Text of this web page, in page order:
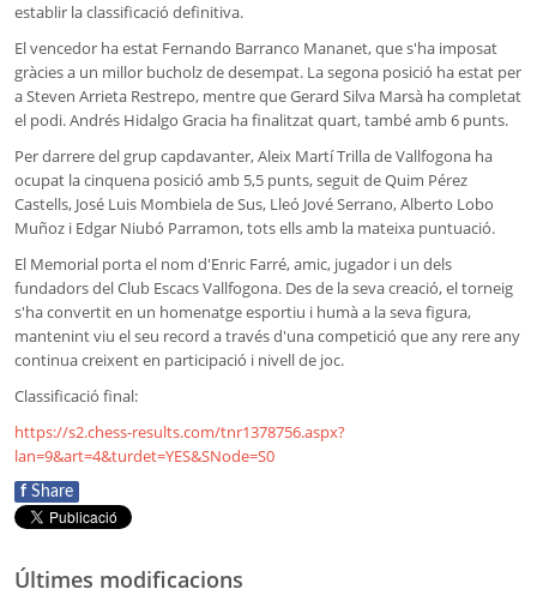
establir la classificació definitiva.
El vencedor ha estat Fernando Barranco Mananet, que s'ha imposat
gràcies a un millor bucholz de desempat. La segona posició ha estat per
a Steven Arrieta Restrepo, mentre que Gerard Silva Marsà ha completat
el podi. Andrés Hidalgo Gracia ha finalitzat quart, també amb 6 punts.
Per darrere del grup capdavanter, Aleix Martí Trilla de Vallfogona ha
ocupat la cinquena posició amb 5,5 punts, seguit de Quim Pérez
Castells, José Luis Mombiela de Sus, Lleó Jové Serrano, Alberto Lobo
Muñoz i Edgar Niubó Parramon, tots ells amb la mateixa puntuació.
El Memorial porta el nom d'Enric Farré, amic, jugador i un dels
fundadors del Club Escacs Vallfogona. Des de la seva creació, el torneig
s'ha convertit en un homenatge esportiu i humà a la seva figura,
mantenint viu el seu record a través d'una competició que any rere any
continua creixent en participació i nivell de joc.
Classificació final:
https://s2.chess-results.com/tnr1378756.aspx?
lan=9&art=4&turdet=YES&SNode=S0
f Share
Últimes modificacions